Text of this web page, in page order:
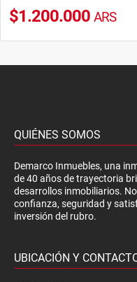
$1.200.000 ARS
QUIÉNES SOMOS
Demarco Inmuebles, una
de 40 años de trayectoria
desarrollos inmobiliarios.
confianza, seguridad y
inversión del rubro.
UBICACIÓN Y